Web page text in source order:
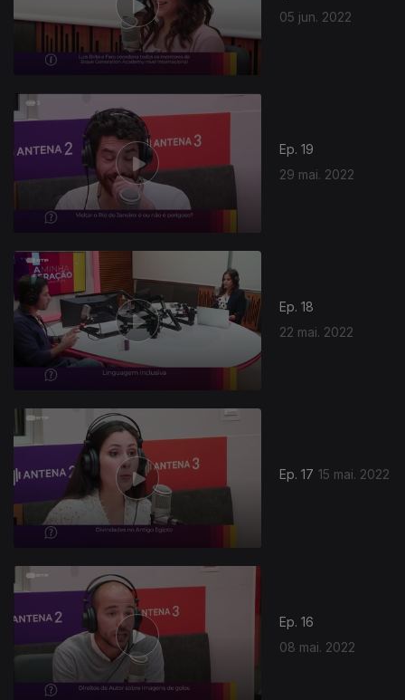
05 jun. 2022
Ep. 19
29 mai. 2022
Ep. 18
22 mai. 2022
Ep. 17 15 mai. 2022
Ep. 16
08 mai. 2022
614248